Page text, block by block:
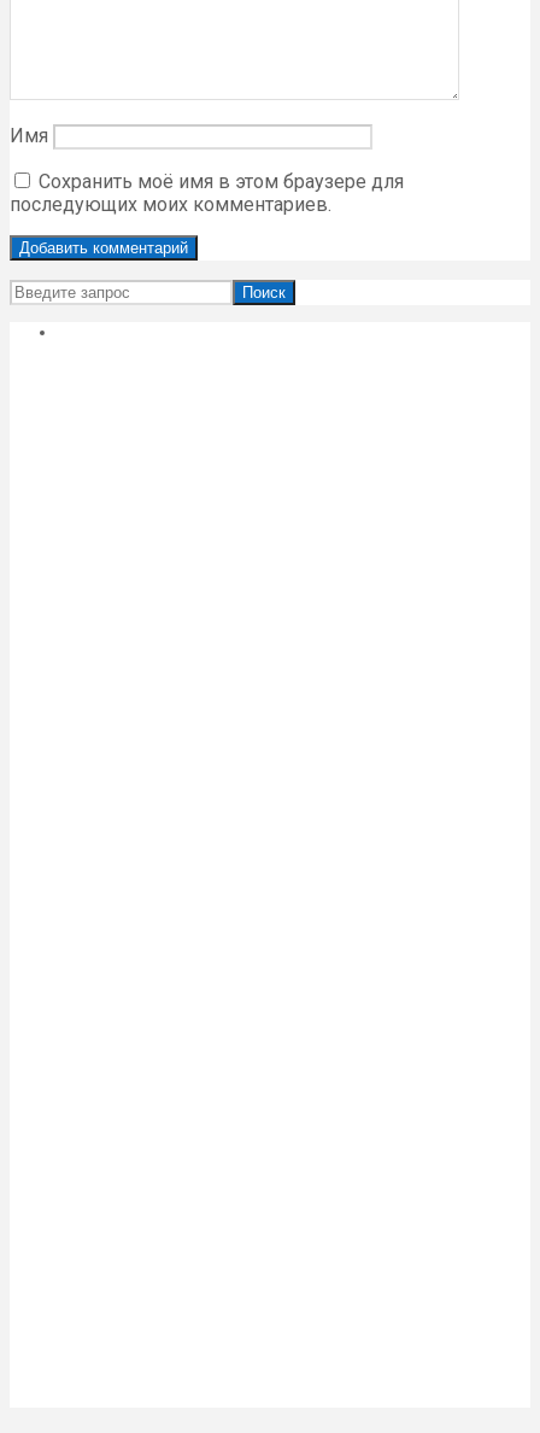
Имя
Сохранить моё имя в этом браузере для
последующих моих комментариев.
Поиск